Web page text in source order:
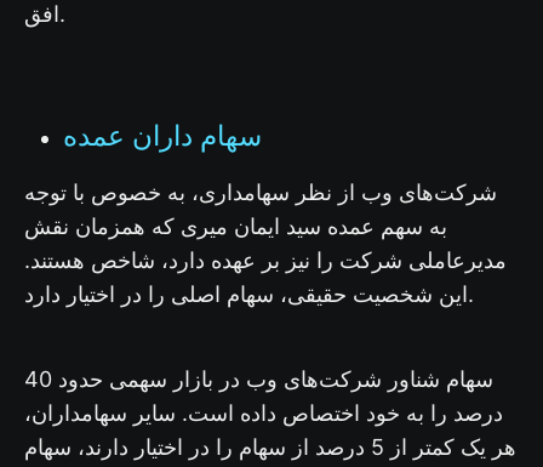
افق.
سهام داران عمده
شرکت‌های وب از نظر سهامداری، به خصوص با توجه
به سهم عمده سید ایمان میری که همزمان نقش
مدیرعاملی شرکت را نیز بر عهده دارد، شاخص هستند.
این شخصیت حقیقی، سهام اصلی را در اختیار دارد.
سهام شناور شرکت‌های وب در بازار سهمی حدود 40
درصد را به خود اختصاص داده است. سایر سهامداران،
هر یک کمتر از 5 درصد از سهام را در اختیار دارند، سهام